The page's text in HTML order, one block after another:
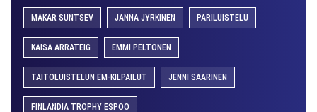
MAKAR SUNTSEV JANNA JYRKINEN PARILUISTELU
KAISA ARRATEIG EMMI PELTONEN
TAITOLUISTELUN EM-KILPAILUT JENNI SAARINEN
FINLANDIA TROPHY ESPOO